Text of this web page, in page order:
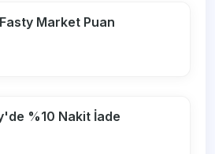
Market Puan
%10 Nakit İade